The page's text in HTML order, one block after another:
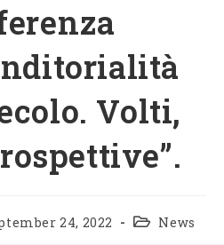
Volti,
24, 2022 News